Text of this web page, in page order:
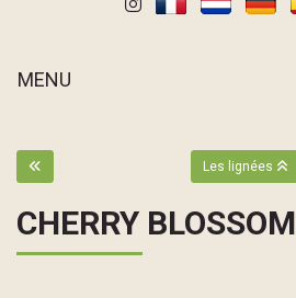
MENU
Les lignées
CHERRY BLOSSOM